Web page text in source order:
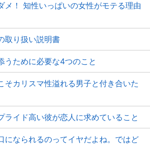
メ！ 知性いっぱいの女性がモテる理由
取り扱い説明書
うために必要な4つのこと
そカリスマ性溢れる男子と付き合いた
ライド高い彼が恋人に求めていること
になられるのってイヤだよね。ではど